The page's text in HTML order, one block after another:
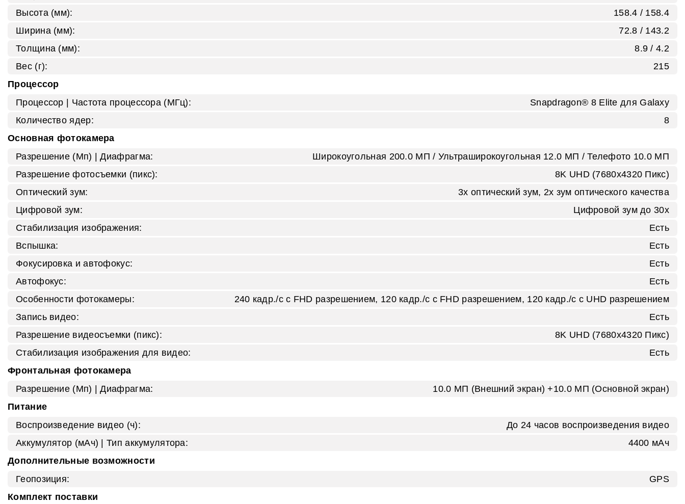
Высота (мм):
158.4 / 158.4
Ширина (мм):
72.8 / 143.2
Толщина (мм):
8.9 / 4.2
Вес (г):
215
Процессор
Процессор | Частота процессора (МГц):
Snapdragon® 8 Elite для Galaxy
Количество ядер:
8
Основная фотокамера
Разрешение (Мп) | Диафрагма:
Широкоугольная 200.0 MП / Ультраширокоугольная 12.0 MП / Телефото 10.0 MП
Разрешение фотосъемки (пикс):
8K UHD (7680x4320 Пикс)
Оптический зум:
3x оптический зум, 2x зум оптического качества
Цифровой зум:
Цифровой зум до 30x
Стабилизация изображения:
Есть
Вспышка:
Есть
Фокусировка и автофокус:
Есть
Автофокус:
Есть
Особенности фотокамеры:
240 кадр./с с FHD разрешением, 120 кадр./с с FHD разрешением, 120 кадр./с с UHD разрешением
Запись видео:
Есть
Разрешение видеосъемки (пикс):
8K UHD (7680x4320 Пикс)
Стабилизация изображения для видео:
Есть
Фронтальная фотокамера
Разрешение (Мп) | Диафрагма: 10.0 MП (Внешний экран) +10.0 МП (Основной экран)
Питание
Воспроизведение видео (ч):
До 24 часов воспроизведения видео
Аккумулятор (мАч) | Тип аккумулятора:
4400 мАч
Дополнительные возможности
Геопозиция: GPS
Комплект поставки